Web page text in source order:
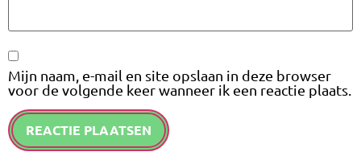
Mijn naam, e-mail en site opslaan in deze browser
voor de volgende keer wanneer ik een reactie plaats.